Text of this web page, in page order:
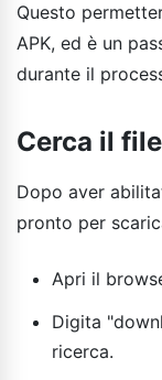
Questo
APK, ed è un
durante il
Cerca il
Dopo aver
pronto per
Apri il
Digita
ricerca.